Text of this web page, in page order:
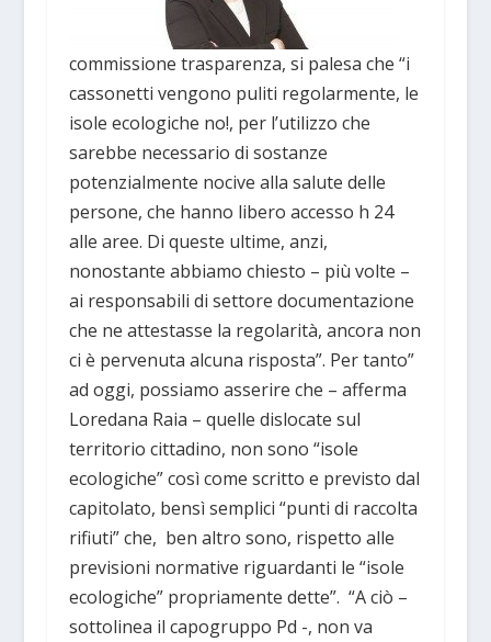
commissione trasparenza, si palesa che “i
cassonetti vengono puliti regolarmente, le
isole ecologiche no!, per l’utilizzo che
sarebbe necessario di sostanze
potenzialmente nocive alla salute delle
persone, che hanno libero accesso h 24
alle aree. Di queste ultime, anzi,
nonostante abbiamo chiesto – più volte –
ai responsabili di settore documentazione
che ne attestasse la regolarità, ancora non
ci è pervenuta alcuna risposta”. Per tanto”
ad oggi, possiamo asserire che – afferma
Loredana Raia – quelle dislocate sul
territorio cittadino, non sono “isole
ecologiche” così come scritto e previsto dal
capitolato, bensì semplici “punti di raccolta
rifiuti” che, ben altro sono, rispetto alle
previsioni normative riguardanti le “isole
ecologiche” propriamente dette”. “A ciò –
sottolinea il capogruppo Pd -, non va